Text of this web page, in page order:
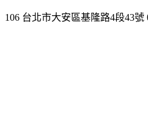
106 台北市大安區基隆路4段43號